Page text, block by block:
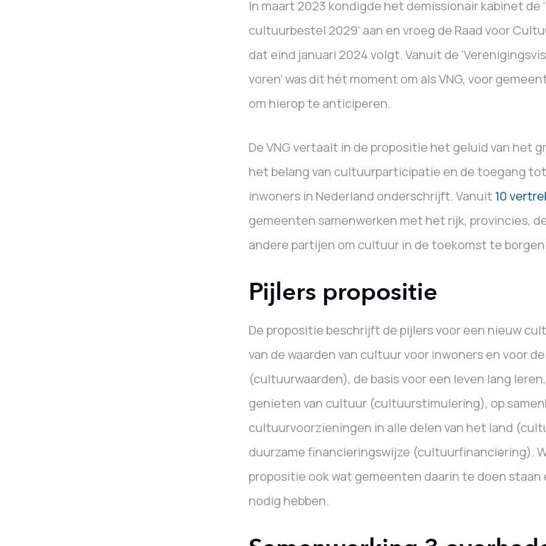
In maart 2023 kondigde het demissionair kabinet de
cultuurbestel 2029’ aan en vroeg de Raad voor
dat eind januari 2024 volgt. Vanuit de
voren’ was dit hét moment om als VNG, voor
om hierop te anticiperen.
De VNG vertaalt in de propositie het geluid van het
het belang van cultuurparticipatie en de toegang
inwoners in Nederland onderschrijft. Vanuit 10
gemeenten samenwerken met het rijk, provincies,
andere partijen om cultuur in de toekomst te
Pijlers propositie
De propositie beschrijft de pijlers voor een nieuw
van de waarden van cultuur voor inwoners en voor
(cultuurwaarden), de basis voor een leven lang
genieten van cultuur (cultuurstimulering), op
cultuurvoorzieningen in alle delen van het land
duurzame financieringswijze (cultuurfinanciering).
propositie ook wat gemeenten daarin te doen staan
nodig hebben.